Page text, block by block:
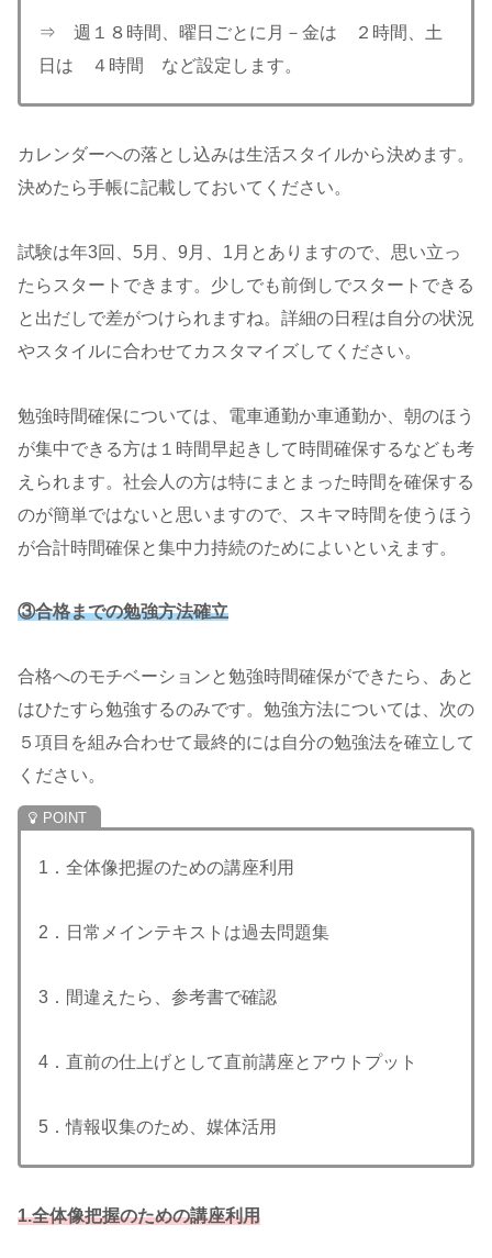
⇒ 週１８時間、曜日ごとに月－金は ２時間、土
日は ４時間 など設定します。
カレンダーへの落とし込みは生活スタイルから決めます。
決めたら手帳に記載しておいてください。
試験は年3回、5月、9月、1月とありますので、思い立っ
たらスタートできます。少しでも前倒しでスタートできる
と出だしで差がつけられますね。詳細の日程は自分の状況
やスタイルに合わせてカスタマイズしてください。
勉強時間確保については、電車通勤か車通勤か、朝のほう
が集中できる方は１時間早起きして時間確保するなども考
えられます。社会人の方は特にまとまった時間を確保する
のが簡単ではないと思いますので、スキマ時間を使うほう
が合計時間確保と集中力持続のためによいといえます。
③合格までの勉強方法確立
合格へのモチベーションと勉強時間確保ができたら、あと
はひたすら勉強するのみです。勉強方法については、次の
５項目を組み合わせて最終的には自分の勉強法を確立して
ください。
1．全体像把握のための講座利用
2．日常メインテキストは過去問題集
3．間違えたら、参考書で確認
4．直前の仕上げとして直前講座とアウトプット
5．情報収集のため、媒体活用
1.全体像把握のための講座利用